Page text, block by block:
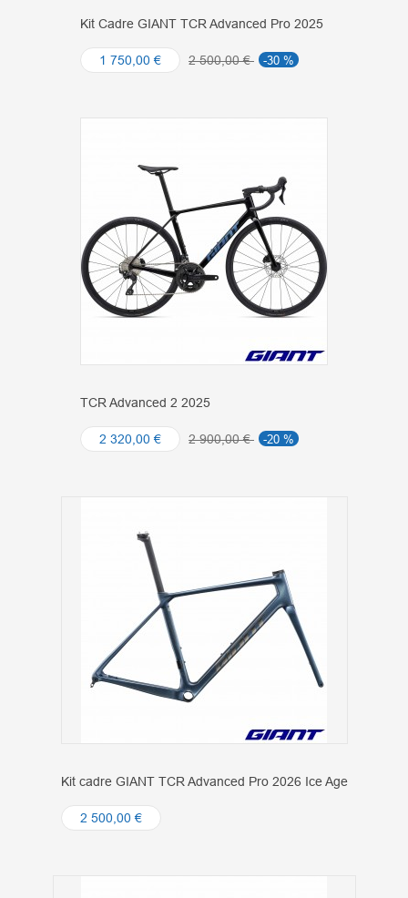
Kit Cadre GIANT TCR Advanced Pro 2025
1 750,00 € 2 500,00 € -30 %
TCR Advanced 2 2025
2 320,00 € 2 900,00 € -20 %
Kit cadre GIANT TCR Advanced Pro 2026 Ice Age
2 500,00 €